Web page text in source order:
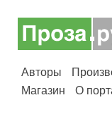
Авторы
Магазин
О